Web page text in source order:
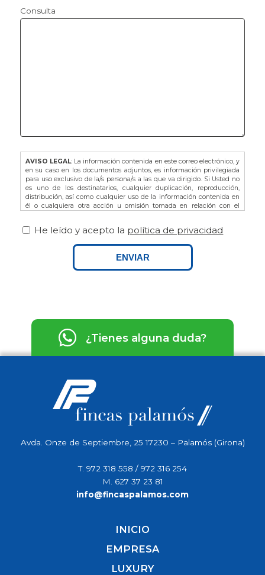
Consulta
AVISO LEGAL: La información contenida en este correo electrónico, y
en su caso en los documentos adjuntos, es información privilegiada
para uso exclusivo de la/s persona/s a las que va dirigido. Si Usted no
es uno de los destinatarios, cualquier duplicación, reproducción,
distribución, así como cualquier uso de la información contenida en
él o cualquiera otra acción u omisión tomada en relación con el
electrónico, así como de sus adjuntos si los hubiere.
De acuerdo con la L.O. 3/2018 de Protección de Datos de Carácter
Personal y Garantía de los Derechos Digitales, así como del
sus derechos dirigiéndose a FINCAS PALAMOS, domiciliada en AVDA.
He leído y acepto la política de privacidad
ENVIAR
¿Tienes alguna duda?
Avda. Onze de Septiembre, 25 17230 – Palamós (Girona)
T. 972 318 558 / 972 316 254
M. 627 37 23 81
info@fincaspalamos.com
INICIO
EMPRESA
LUXURY